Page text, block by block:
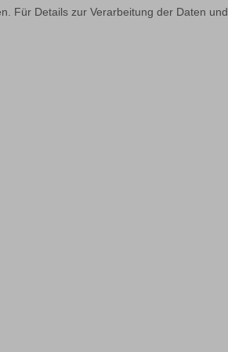
Für Details zur Verarbeitung der Daten und